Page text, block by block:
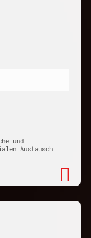
und
Austausch